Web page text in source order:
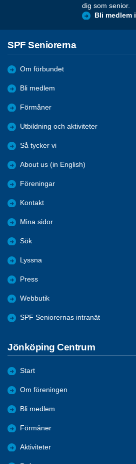
dig som senior.
Bli medlem
SPF Seniorerna
Om förbundet
Bli medlem
Förmåner
Utbildning och aktiviteter
Så tycker vi
About us (in English)
Föreningar
Kontakt
Mina sidor
Sök
Lyssna
Press
Webbutik
SPF Seniorernas intranät
Jönköping Centrum
Start
Om föreningen
Bli medlem
Förmåner
Aktiviteter